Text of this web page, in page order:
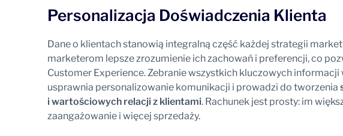
Personalizacja Doświadczenia Klienta
Dane o klientach stanowią integralną część każdej strategii
marketerom lepsze zrozumienie ich zachowań i preferencji, co
Customer Experience. Zebranie wszystkich kluczowych informacji
usprawnia personalizowanie komunikacji i prowadzi do tworzenia
i wartościowych relacji z klientami. Rachunek jest prosty: im
zaangażowanie i więcej sprzedaży.